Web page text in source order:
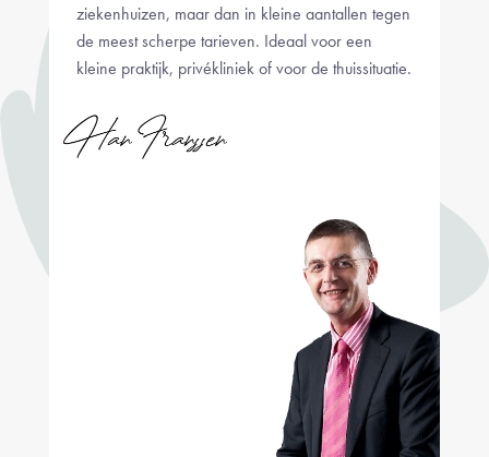
ziekenhuizen, maar dan in kleine aantallen tegen
de meest scherpe tarieven. Ideaal voor een
kleine praktijk, privékliniek of voor de thuissituatie.